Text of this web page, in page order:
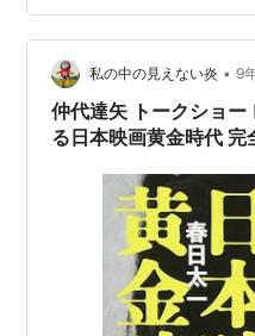
ードされた動画ばかりだ
無料動画サイトでも動画
人」を無料サイトで探す無
リンクから。 Youtubeで
で…
私の中の見えない炎 • 9
仲代達矢 トークショ
る日本映画黄金時代 完